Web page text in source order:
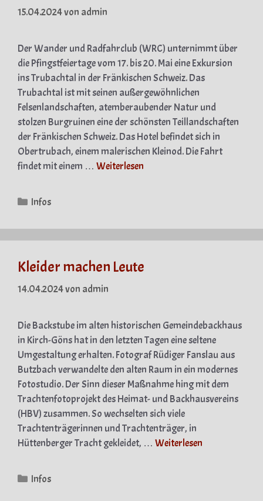
15.04.2024von admin
Der Wander­ und Radfahrclub (WRC) unternimmt über
die Pfingstfeiertage vom 17. bis 20. Mai eine Exkursion
ins Trubachtal in der Fränkischen Schweiz. Das
Trubachtal ist mit seinen außergewöhnlichen
Felsenlandschaften, atemberaubender Natur und
stolzen Burgruinen eine der schönsten Teillandschaften
der Fränkischen Schweiz. Das Hotel befindet sich in
Obertrubach, einem malerischen Kleinod. Die Fahrt
findet mit einem … Weiterlesen
Kategorien
Infos
Kleider machen Leute
14.04.2024von admin
Die Backstube im alten historischen Gemeindebackhaus
in Kirch-Göns hat in den letzten Tagen eine seltene
Umgestaltung erhalten. Fotograf Rüdiger Fanslau aus
Butzbach verwandelte den alten Raum in ein modernes
Fotostudio. Der Sinn dieser Maßnahme hing mit dem
Trachtenfotoprojekt des Heimat- und Backhausvereins
(HBV) zusammen. So wechselten sich viele
Trachtenträgerinnen und Trachtenträger, in
Hüttenberger Tracht gekleidet, … Weiterlesen
Kategorien
Infos